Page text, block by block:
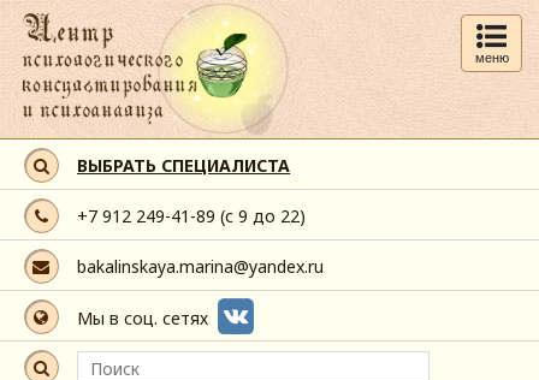
меню
ВЫБРАТЬ СПЕЦИАЛИСТА
+7 912 249-41-89 (с 9 до 22)
bakalinskaya.marina@yandex.ru
Мы в соц. сетях